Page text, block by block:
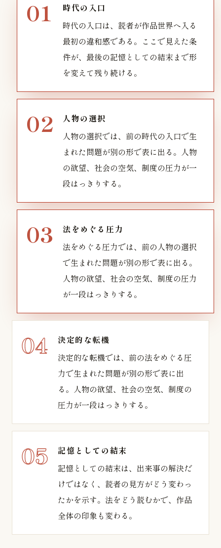
時代の入口
時代の入口は、読者が作品世界へ入る
最初の違和感である。ここで見えた条
件が、最後の記憶としての結末まで形
を変えて残り続ける。
人物の選択
人物の選択では、前の時代の入口で生
まれた問題が別の形で表に出る。人物
の欲望、社会の空気、制度の圧力が一
段はっきりする。
法をめぐる圧力
法をめぐる圧力では、前の人物の選択
で生まれた問題が別の形で表に出る。
人物の欲望、社会の空気、制度の圧力
が一段はっきりする。
決定的な転機
決定的な転機では、前の法をめぐる圧
力で生まれた問題が別の形で表に出
る。人物の欲望、社会の空気、制度の
圧力が一段はっきりする。
記憶としての結末
記憶としての結末は、出来事の解決だ
けではなく、読者の見方がどう変わっ
たかを示す。法をどう読むかで、作品
全体の印象も変わる。